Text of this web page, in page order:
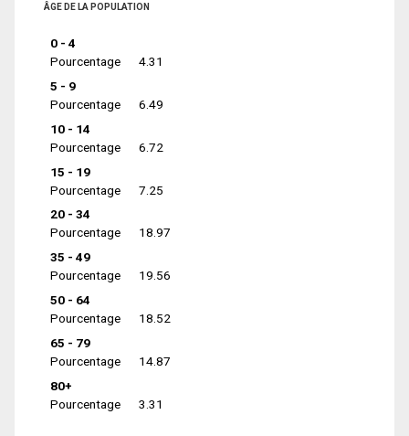
ÂGE DE LA POPULATION
0 - 4
Pourcentage
4.31
5 - 9
Pourcentage
6.49
10 - 14
Pourcentage
6.72
15 - 19
Pourcentage
7.25
20 - 34
Pourcentage
18.97
35 - 49
Pourcentage
19.56
50 - 64
Pourcentage
18.52
65 - 79
Pourcentage
14.87
80+
Pourcentage
3.31